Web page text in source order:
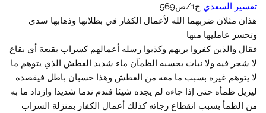
تفسير السعدي ج1/ص569
هذان مثلان ضربهما الله لأعمال الكفار في بطلانها وذهابها سدى
وتحسر عامليها منها
فقال والذين كفروا بربهم وكذبوا رسله أعمالهم كسراب بقيعة أي بقاع
لا شجر فيه ولا نبات يحسبه الظمآن ماء شديد العطش الذي يتوهم ما
لا يتوهم غيره بسبب ما معه من العطش وهذا حسبان باطل فيقصده
ليزيل ظمأه حتى إذا جاءه لم يجده شيئا فندم ندما شديدا وازداد ما به
من الظمأ بسبب انقطاع رجائه كذلك أعمال الكفار بمنزلة السراب